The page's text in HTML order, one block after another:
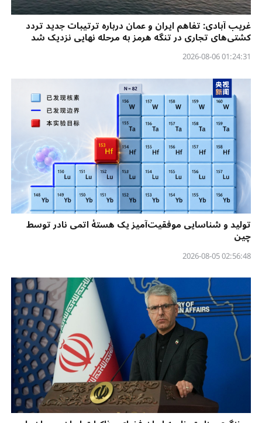
غریب آبادی: تفاهم ایران و عمان درباره ترتیبات جدید تردد
کشتی‌های تجاری در تنگه هرمز به مرحله نهایی نزدیک شد
01:24:31 2026-08-06
تولید و شناسایی موفقیت‌آمیز یک هستهٔ اتمی نادر توسط
چین
02:56:48 2026-08-05